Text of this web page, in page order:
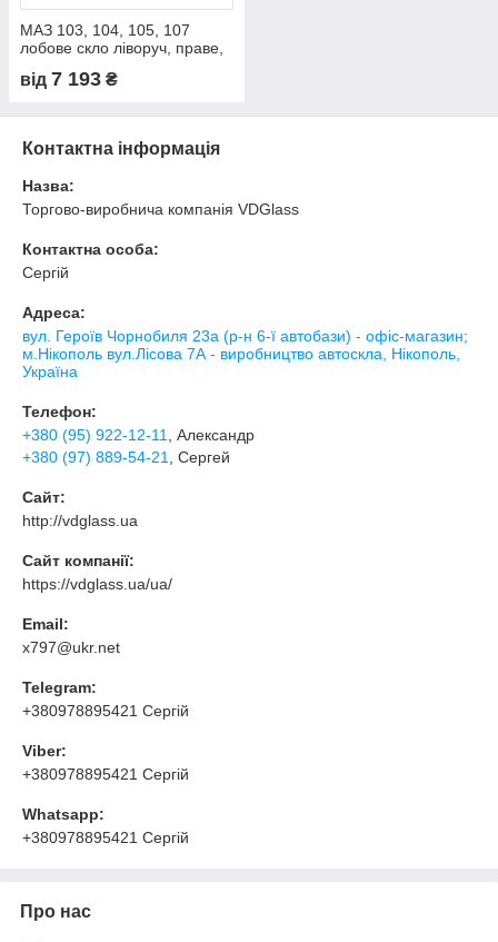
МАЗ 103, 104, 105, 107
лобове скло ліворуч, праве,
автостекла
від 7 193 ₴
Контактна інформація
Назва:
Торгово-виробнича компанія VDGlass
Контактна особа:
Сергій
Адреса:
вул. Героїв Чорнобиля 23а (р-н 6-ї автобази) - офіс-магазин;
м.Нікополь вул.Лісова 7А - виробництво автоскла, Нікополь,
Україна
Телефон:
+380 (95) 922-12-11
, Александр
+380 (97) 889-54-21
, Сергей
Сайт:
http://vdglass.ua
Сайт компанії:
https://vdglass.ua/ua/
Email:
x797@ukr.net
Telegram:
+380978895421 Сергій
Viber:
+380978895421 Сергій
Whatsapp:
+380978895421 Сергій
Про нас